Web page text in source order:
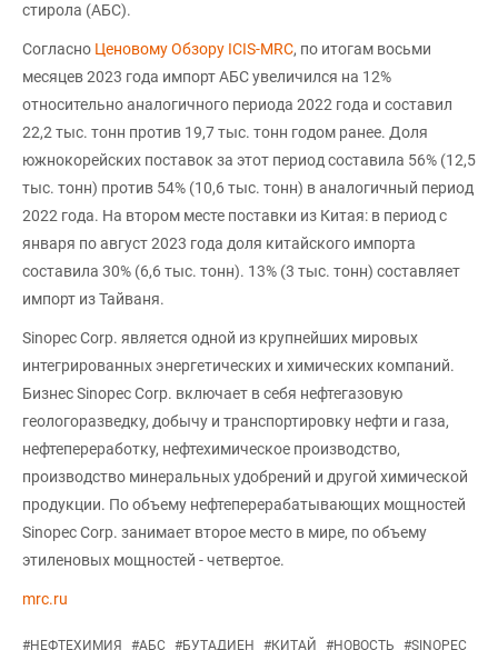
стирола (АБС).
Согласно Ценовому Обзору ICIS-MRC, по итогам восьми
месяцев 2023 года импорт АБС увеличился на 12%
относительно аналогичного периода 2022 года и составил
22,2 тыс. тонн против 19,7 тыс. тонн годом ранее. Доля
южнокорейских поставок за этот период составила 56% (12,5
тыс. тонн) против 54% (10,6 тыс. тонн) в аналогичный период
2022 года. На втором месте поставки из Китая: в период с
января по август 2023 года доля китайского импорта
составила 30% (6,6 тыс. тонн). 13% (3 тыс. тонн) составляет
импорт из Тайваня.
Sinopec Corp. является одной из крупнейших мировых
интегрированных энергетических и химических компаний.
Бизнес Sinopec Corp. включает в себя нефтегазовую
геологоразведку, добычу и транспортировку нефти и газа,
нефтепереработку, нефтехимическое производство,
производство минеральных удобрений и другой химической
продукции. По объему нефтеперерабатывающих мощностей
Sinopec Corp. занимает второе место в мире, по объему
этиленовых мощностей - четвертое.
mrc.ru
#НЕФТЕХИМИЯ #АБС #БУТАДИЕН #КИТАЙ #НОВОСТЬ #SINOPEC